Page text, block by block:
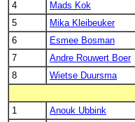
4
Mads Kok
5
Mika Kleibeuker
6
Esmee Bosman
7
Andre Rouwert Boer
8
Wietse Duursma
1
Anouk Ubbink